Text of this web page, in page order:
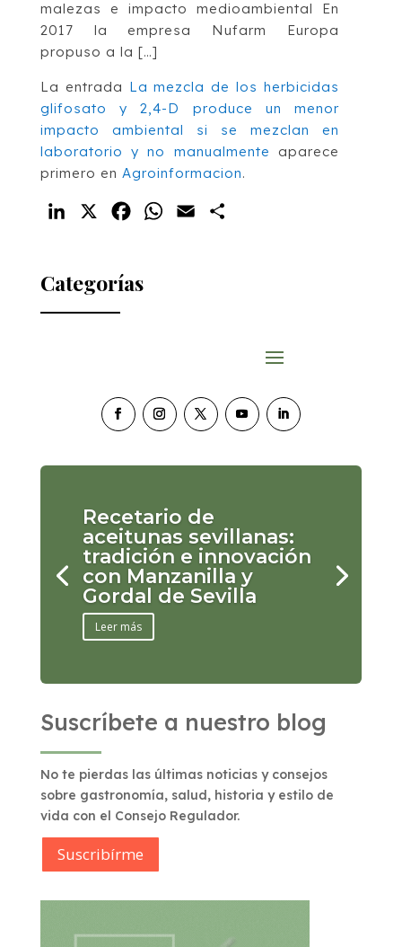
malezas e impacto medioambiental En
2017 la empresa Nufarm Europa
propuso a la […]
La entrada La mezcla de los herbicidas
glifosato y 2,4-D produce un menor
impacto ambiental si se mezclan en
laboratorio y no manualmente aparece
primero en Agroinformacion.
LinkedIn FacebookWhatsApp
Email
Categorías
Recetario de
aceitunas sevillanas:
tradición e innovación
con Manzanilla y
Gordal de Sevilla
Leer más
Suscríbete a nuestro blog
No te pierdas las últimas noticias y consejos
sobre gastronomía, salud, historia y estilo de
vida con el Consejo Regulador.
Suscribírme